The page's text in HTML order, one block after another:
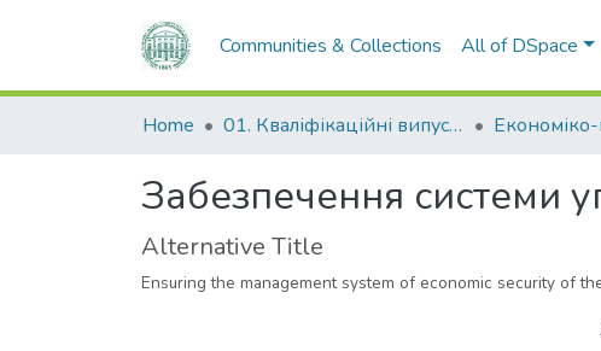
Communities & Collections All of DSpace
Home 01. Кваліфікаційні випускні роботи здобувачів вищої освіти
Забезпечення системи
Alternative Title
Ensuring the management system of economic security of